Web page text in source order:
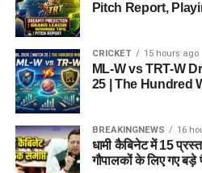
Pitch Report,
CRICKET 15 hours ago
ML-W vs TRT-W
25 | The Hundred
BREAKINGNEWS 16
धामी कैबिनेट में 15
गौपालकों के लिए गए